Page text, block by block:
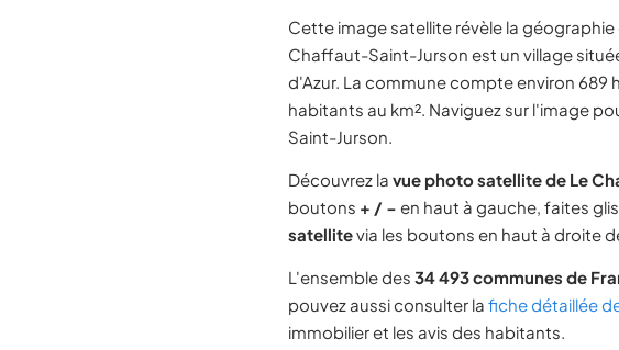
Cette image satellite révèle la
Chaffaut-Saint-Jurson est un village
d'Azur. La commune compte environ 689
habitants au km². Naviguez sur l'image
Saint-Jurson.
Découvrez la vue photo satellite de Le
boutons + / − en haut à gauche, faites
satellitevia les boutons en haut à droite
L'ensemble des 34 493 communes de
pouvez aussi consulter la fiche détaillée
immobilier et les avis des habitants.